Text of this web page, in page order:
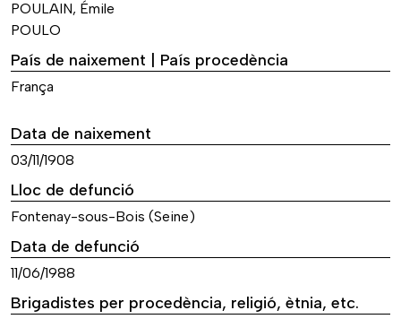
POULAIN, Émile
POULO
País de naixement | País procedència
França
Data de naixement
03/11/1908
Lloc de defunció
Fontenay-sous-Bois (Seine)
Data de defunció
11/06/1988
Brigadistes per procedència, religió, ètnia, etc.